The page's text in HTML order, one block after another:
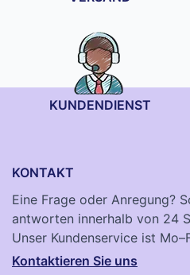
KUNDENDIENST
KONTAKT
Eine Frage oder Anregung?
antworten innerhalb von 24
Unser Kundenservice ist
Kontaktieren Sie uns